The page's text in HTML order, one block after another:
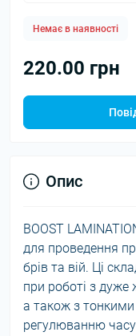
Немає в наявності
220.00 грн
Опис
BOOST
для проведення
брів та вій. Ці
при роботі з
а також з
регулюванню